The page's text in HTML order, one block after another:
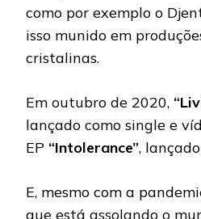
como por exemplo o
isso munido em
cristalinas.
Em outubro de 2020,
lançado como single e
EP “Intolerance”,
E, mesmo com a
que está assolando o